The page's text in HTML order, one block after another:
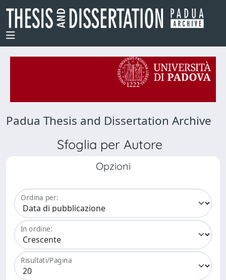
Padua Thesis and Dissertation Archive
Sfoglia per Autore
Opzioni
Ordina per:
In ordine:
Risultati/Pagina